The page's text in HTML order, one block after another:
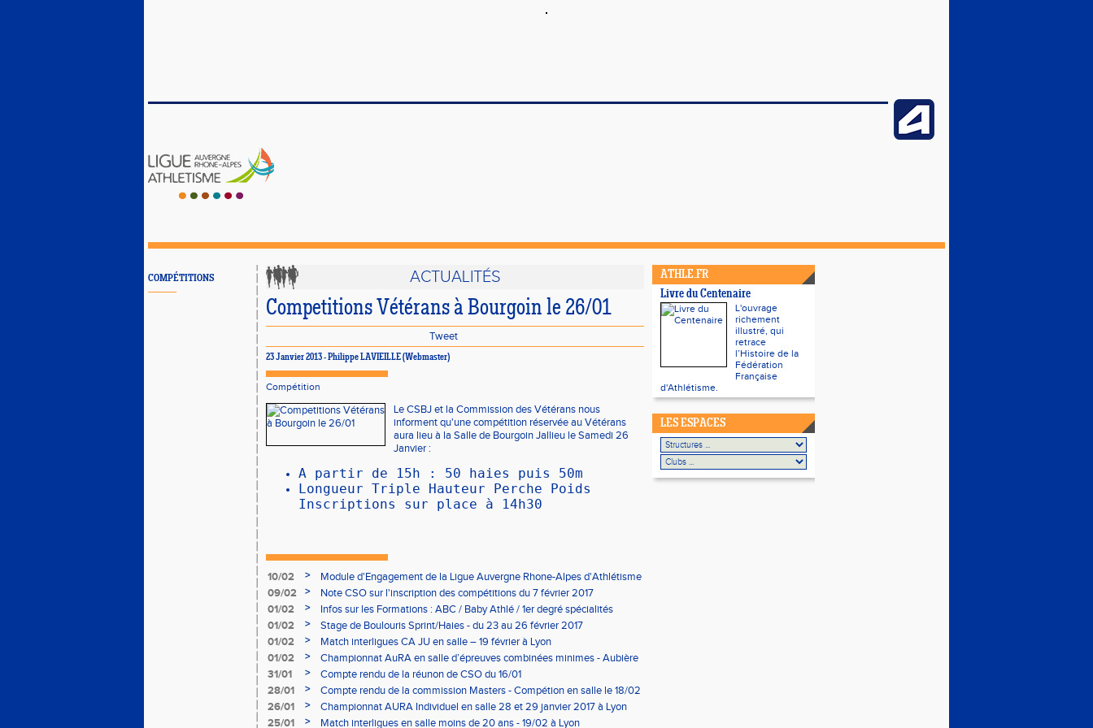
COMPÉTITIONS ACTUALITÉS
Competitions Vétérans à Bourgoin le 26/01
Tweet
23 Janvier 2013 - Philippe LAVIEILLE (Webmaster)
Compétition
Le CSBJ et la Commission des Vétérans nous
informent qu'une compétition réservée au Vétérans
aura lieu à la Salle de Bourgoin Jallieu le Samedi 26
Janvier :
A partir de 15h : 50 haies puis 50m
Longueur Triple Hauteur Perche Poids
Inscriptions sur place à 14h30
10/02 >
Module d'Engagement de la Ligue Auvergne Rhone-Alpes d'Athlétisme
09/02
>
Note CSO sur l'inscription des compétitions du 7 février 2017
01/02
>
Infos sur les Formations : ABC / Baby Athlé / 1er degré spécialités
01/02
>
Stage de Boulouris Sprint/Haies - du 23 au 26 février 2017
01/02
>
Match interligues CA JU en salle – 19 février à Lyon
01/02
>
Championnat AuRA en salle d’épreuves combinées minimes - Aubière
- le 12 février
31/01 >
Compte rendu de la réunon de CSO du 16/01
28/01
>
Compte rendu de la commission Masters - Compétion en salle le 18/02
à Bourgoin
26/01 >
Championnat AURA Individuel en salle 28 et 29 janvier 2017 à Lyon
25/01
> Match interligues en salle moins de 20 ans - 19/02 à Lyon
ATHLE.FR
Livre du Centenaire
L'ouvrage
richement
illustré, qui
retrace
l’Histoire de la
Fédération
Française
d'Athlétisme.
LES ESPACES